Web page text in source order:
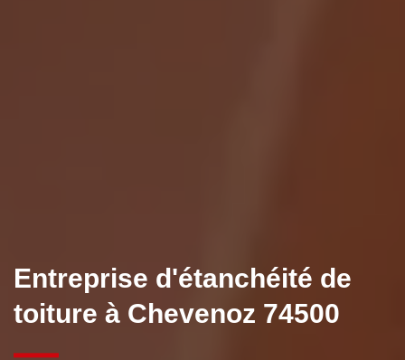
Entreprise d'étanchéité de
toiture à Chevenoz 74500